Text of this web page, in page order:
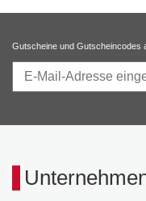
Gutscheine und Gutscheincodes